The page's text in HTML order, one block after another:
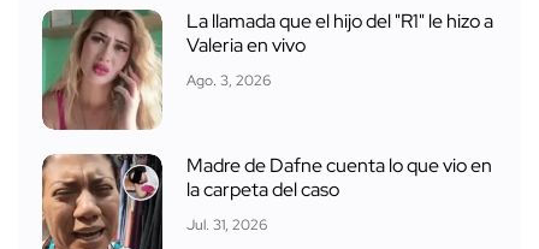
La llamada que el hijo del "R1" le hizo a
Valeria en vivo
Ago. 3, 2026
Madre de Dafne cuenta lo que vio en
la carpeta del caso
Jul. 31, 2026